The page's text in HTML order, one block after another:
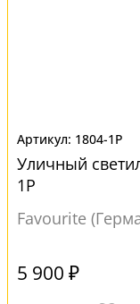
1804-1P
Уличный
1P
Favourite
5 900 ₽